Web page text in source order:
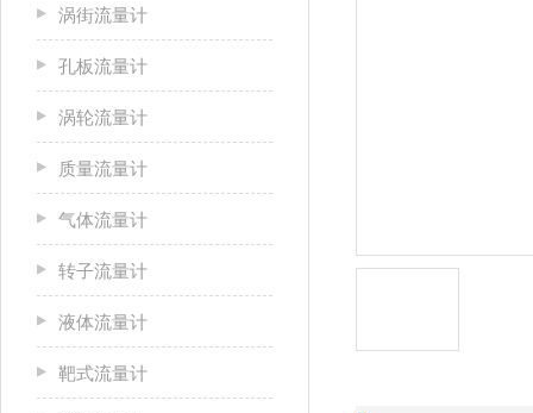
涡街流量计
孔板流量计
涡轮流量计
质量流量计
气体流量计
转子流量计
液体流量计
靶式流量计